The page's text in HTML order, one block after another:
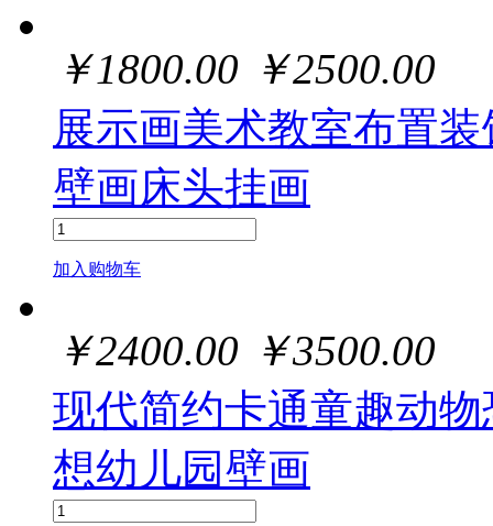
￥1800.00 ￥2500.00
展示画美术教室布置
壁画床头挂画
加入购物车
￥2400.00 ￥3500.00
现代简约卡通童趣动
想幼儿园壁画